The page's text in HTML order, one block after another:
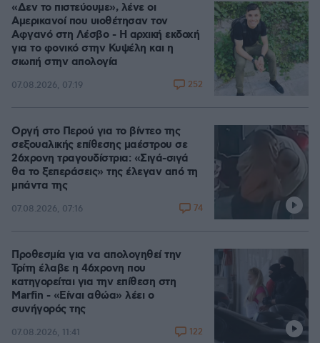
«Δεν το πιστεύουμε», λένε οι
Αμερικανοί που υιοθέτησαν τον
Αφγανό στη Λέσβο - Η αρχική εκδοχή
για το φονικό στην Κυψέλη και η
σιωπή στην απολογία
07.08.2026, 07:19 252
Οργή στο Περού για το βίντεο της
σεξουαλικής επίθεσης μαέστρου σε
26χρονη τραγουδίστρια: «Σιγά-σιγά
θα το ξεπεράσεις» της έλεγαν από τη
μπάντα της
07.08.2026, 07:16 74
Προθεσμία για να απολογηθεί την
Τρίτη έλαβε η 46χρονη που
κατηγορείται για την επίθεση στη
Marfin - «Είναι αθώα» λέει ο
συνήγορός της
07.08.2026, 11:41 122